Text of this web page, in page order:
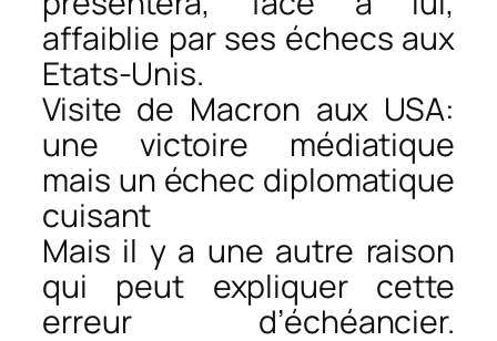
affaiblie par ses échecs aux
Etats-Unis.
Visite de Macron aux USA:
une victoire médiatique
mais un échec diplomatique
cuisant
Mais il y a une autre raison
qui peut expliquer cette
erreur d’échéancier.